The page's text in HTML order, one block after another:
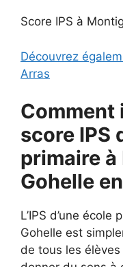
Score IPS à
Découvrez
Arras
Comment
score IPS
primaire
Gohelle
L’IPS d’une
Gohelle est
de tous les